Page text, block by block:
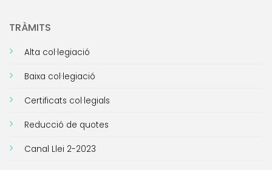
TRÀMITS
Alta col·legiació
Baixa col·legiació
Certificats col·legials
Reducció de quotes
Canal Llei 2-2023